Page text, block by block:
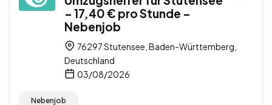
– 17,40 € pro Stunde –
Nebenjob
76297 Stutensee, Baden-Württemberg,
Deutschland
03/08/2026
Nebenjob